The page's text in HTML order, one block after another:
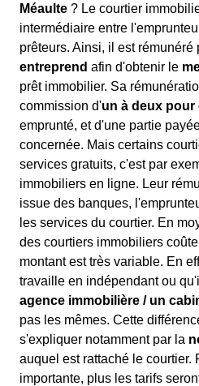
Méaulte ? Le courtier
intermédiaire entre
prêteurs. Ainsi, il est rémunéré
entreprend afin d'obtenir le
prêt immobilier. Sa
commission d'un à deux pour
emprunté, et d'une partie
concernée. Mais certains
services gratuits, c'est par
immobiliers en ligne. Leur
issue des banques,
les services du courtier. En
des courtiers immobiliers
montant est très variable. En
travaille en indépendant ou
agence immobilière / un
pas les mêmes. Cette
s'expliquer notamment par la
auquel est rattaché le courtier.
importante, plus les tarifs